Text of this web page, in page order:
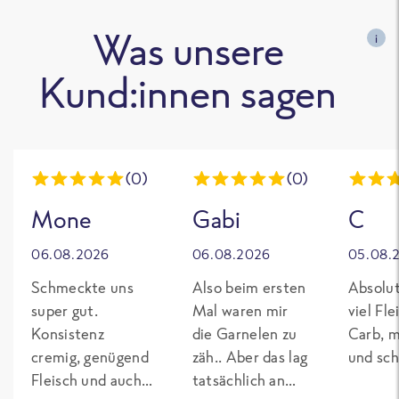
Was unsere
Kund:innen sagen
i
(0)
Mone
06.08.2026
Schmeckte uns
super gut.
Konsistenz
cremig, genügend
Fleisch und auch
(0)
Gabi
06.08.2026
Also beim ersten
Mal waren mir
die Garnelen zu
zäh.. Aber das lag
tatsächlich an
C
viel
Carb,
und